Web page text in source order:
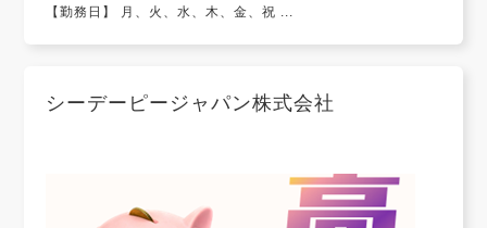
【勤務日】 月、火、水、木、金、祝 ...
シーデーピージャパン株式会社